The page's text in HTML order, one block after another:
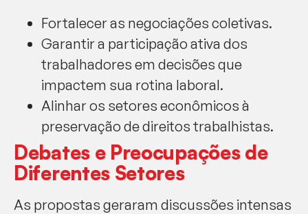
Fortalecer as negociações coletivas.
Garantir a participação ativa dos
trabalhadores em decisões que
impactem sua rotina laboral.
Alinhar os setores econômicos à
preservação de direitos trabalhistas.
Debates e Preocupações de
Diferentes Setores
As propostas geraram discussões intensas